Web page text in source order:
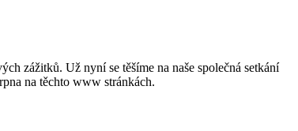
zážitků. Už nyní se těšíme na naše společná setkání
na těchto www stránkách.